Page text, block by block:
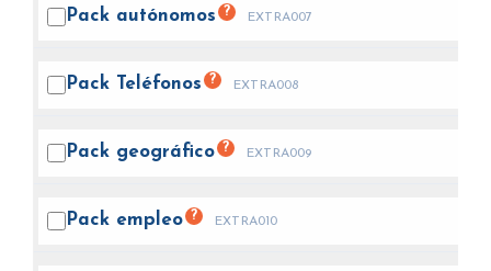
Pack autónomos ? EXTRA007
Pack Teléfonos ? EXTRA008
Pack geográfico ? EXTRA009
Pack empleo ? EXTRA010